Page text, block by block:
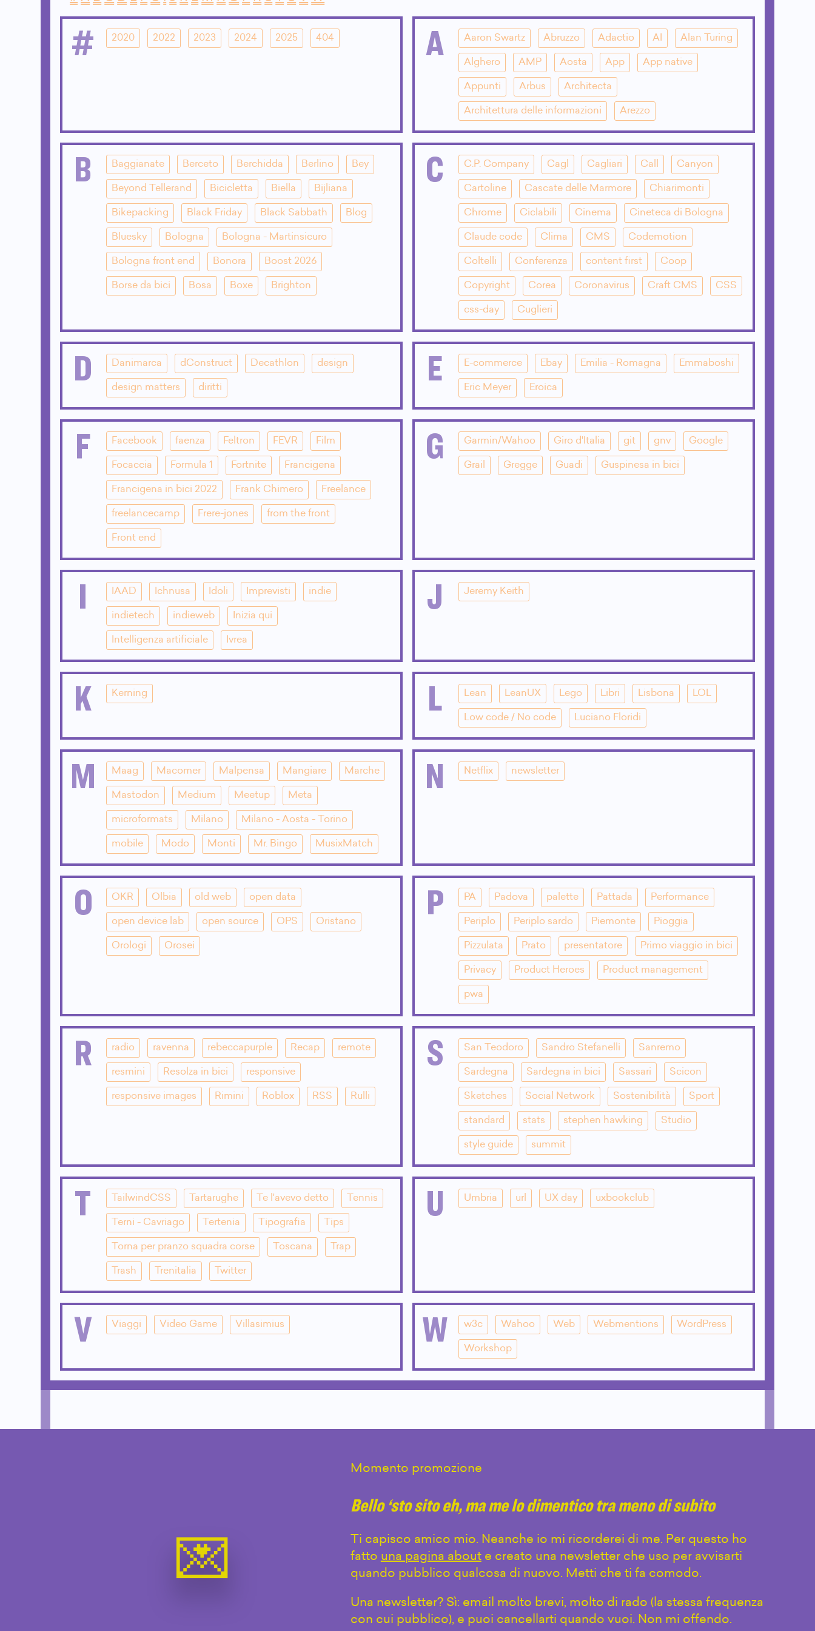
# 2020 2022 2023 2024 2025 404 A Aaron Swartz Abruzzo Adactio AI Alan Turing
Alghero AMP Aosta App App native
Appunti Arbus Architecta
Architettura delle informazioni Arezzo
B Baggianate Berceto Berchidda Berlino Bey
Beyond Tellerand Bicicletta Biella Bijliana
Bikepacking Black Friday Black Sabbath Blog
Bluesky Bologna Bologna - Martinsicuro
Bologna front end Bonora Boost 2026
Borse da bici Bosa Boxe Brighton
C C.P. Company Cagl Cagliari Call Canyon
Cartoline Cascate delle Marmore Chiarimonti
Chrome Ciclabili Cinema Cineteca di Bologna
Claude code Clima CMS Codemotion
Coltelli Conferenza content first Coop
Copyright Corea Coronavirus Craft CMS CSS
css-day Cuglieri
D Danimarca dConstruct Decathlon design
design matters diritti E E-commerce Ebay Emilia - Romagna Emmaboshi
Eric Meyer Eroica
F Facebook faenza Feltron FEVR Film
Focaccia Formula 1 Fortnite Francigena
Francigena in bici 2022 Frank Chimero Freelance
freelancecamp Frere-jones from the front
Front end
G Garmin/Wahoo Giro d'Italia git gnv Google
Grail Gregge Guadi Guspinesa in bici
I IAAD Ichnusa Idoli Imprevisti indie
indietech indieweb Inizia qui
Intelligenza artificiale Ivrea
J Jeremy Keith
K Kerning L Lean LeanUX Lego Libri Lisbona LOL
Low code / No code Luciano Floridi
M Maag Macomer Malpensa Mangiare Marche
Mastodon Medium Meetup Meta
microformats Milano Milano - Aosta - Torino
mobile Modo Monti Mr. Bingo MusixMatch
N Netflix newsletter
O OKR Olbia old web open data
open device lab open source OPS Oristano
Orologi Orosei
P PA Padova palette Pattada Performance
Periplo Periplo sardo Piemonte Pioggia
Pizzulata Prato presentatore Primo viaggio in bici
Privacy Product Heroes Product management
pwa
R radio ravenna rebeccapurple Recap remote
resmini Resolza in bici responsive
responsive images Rimini Roblox RSS Rulli
S San Teodoro Sandro Stefanelli Sanremo
Sardegna Sardegna in bici Sassari Scicon
Sketches Social Network Sostenibilità Sport
standard stats stephen hawking Studio
style guide summit
T TailwindCSS Tartarughe Te l'avevo detto Tennis
Terni - Cavriago Tertenia Tipografia Tips
Torna per pranzo squadra corse Toscana Trap
Trash Trenitalia Twitter
U Umbria url UX day uxbookclub
V Viaggi Video Game Villasimius W w3c Wahoo Web Webmentions WordPress
Workshop
Momento promozione
Bello ‘sto sito eh, ma me lo dimentico tra meno di subito
Ti capisco amico mio. Neanche io mi ricorderei di me. Per questo ho
fatto una pagina aboute creato una newsletter che uso per avvisarti
quando pubblico qualcosa di nuovo. Metti che ti fa comodo.
Una newsletter? Sì: email molto brevi, molto di rado (la stessa frequenza
con cui pubblico), e puoi cancellarti quando vuoi. Non mi offendo.